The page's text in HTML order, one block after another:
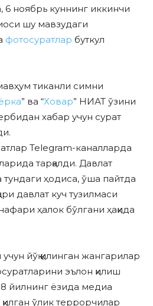
6 ноябрь куннинг иккинчи
шу мавзудаги
фотосуратлар буткул
тиканли симни
” ва “Ховар” НИАТ ўзини
хабар учун сурат
Telegram-каналларда
тарқалди. Давлат
ҳодиса, ўша пайтда
давлат куч тузилмаси
ҳалок бўлгани ҳақида
йўқ қилинган жангарилар
эълон қилиш
йилнинг ёзида медиа
ўлик террорчилар